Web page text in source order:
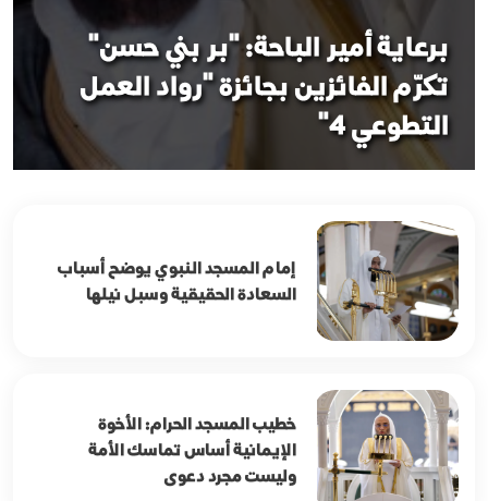
برعاية أمير الباحة: "بر بني حسن"
تكرّم الفائزين بجائزة "رواد العمل
التطوعي 4"
إمام المسجد النبوي يوضح أسباب
السعادة الحقيقية وسبل نيلها
خطيب المسجد الحرام: الأخوة
الإيمانية أساس تماسك الأمة
وليست مجرد دعوى